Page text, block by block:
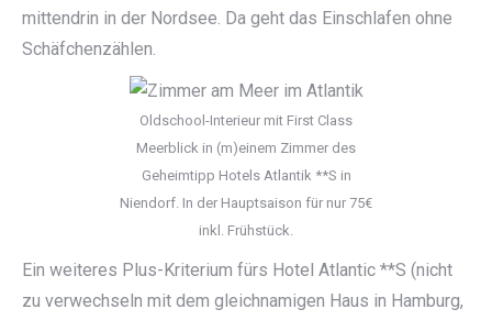
mittendrin in der Nordsee. Da geht das Einschlafen ohne
Schäfchenzählen.
Oldschool-Interieur mit First Class
Meerblick in (m)einem Zimmer des
Geheimtipp Hotels Atlantik **S in
Niendorf. In der Hauptsaison für nur 75€
inkl. Frühstück.
Ein weiteres Plus-Kriterium fürs Hotel Atlantic **S (nicht
zu verwechseln mit dem gleichnamigen Haus in Hamburg,